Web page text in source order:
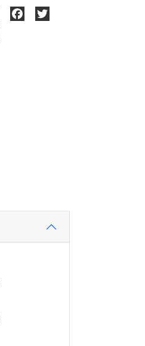
Share Facebook